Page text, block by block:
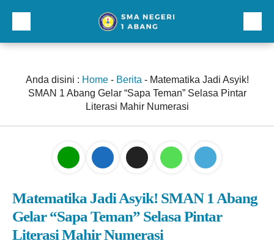
Profil
Galeri
Kurikulum dan Kesiswaan
Lainnnya
Anda disini : Home- Berita - Matematika Jadi Asyik!
SMAN 1 Abang Gelar “Sapa Teman” Selasa Pintar
Literasi Mahir Numerasi
Matematika Jadi Asyik! SMAN 1 Abang
Gelar “Sapa Teman” Selasa Pintar
Literasi Mahir Numerasi